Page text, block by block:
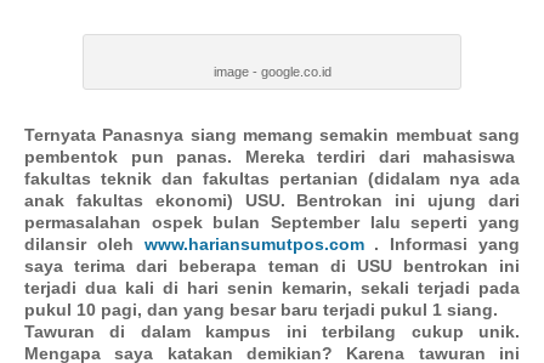
image - google.co.id
Ternyata Panasnya siang memang semakin membuat sang
pembentok pun panas. Mereka terdiri dari mahasiswa
fakultas teknik dan fakultas pertanian (didalam nya ada
anak fakultas ekonomi) USU. Bentrokan ini ujung dari
permasalahan ospek bulan September lalu seperti yang
dilansir oleh www.hariansumutpos.com. Informasi yang
saya terima dari beberapa teman di USU bentrokan ini
terjadi dua kali di hari senin kemarin, sekali terjadi pada
pukul 10 pagi, dan yang besar baru terjadi pukul 1 siang.
Tawuran di dalam kampus ini terbilang cukup unik.
Mengapa saya katakan demikian? Karena tawuran ini